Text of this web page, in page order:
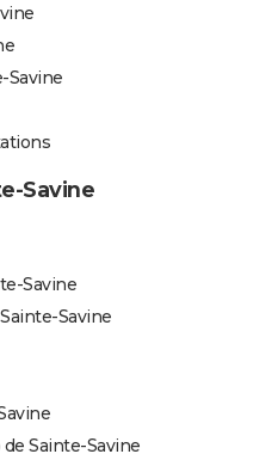
Savine
Savine
Savine
Savine
Sainte-Savine